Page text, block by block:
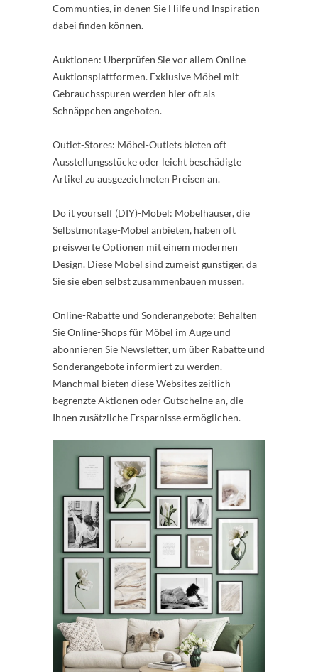
Communties, in denen Sie Hilfe und Inspiration
dabei finden können.
Auktionen: Überprüfen Sie vor allem Online-
Auktionsplattformen. Exklusive Möbel mit
Gebrauchsspuren werden hier oft als
Schnäppchen angeboten.
Outlet-Stores: Möbel-Outlets bieten oft
Ausstellungsstücke oder leicht beschädigte
Artikel zu ausgezeichneten Preisen an.
Do it yourself (DIY)-Möbel: Möbelhäuser, die
Selbstmontage-Möbel anbieten, haben oft
preiswerte Optionen mit einem modernen
Design. Diese Möbel sind zumeist günstiger, da
Sie sie eben selbst zusammenbauen müssen.
Online-Rabatte und Sonderangebote: Behalten
Sie Online-Shops für Möbel im Auge und
abonnieren Sie Newsletter, um über Rabatte und
Sonderangebote informiert zu werden.
Manchmal bieten diese Websites zeitlich
begrenzte Aktionen oder Gutscheine an, die
Ihnen zusätzliche Ersparnisse ermöglichen.